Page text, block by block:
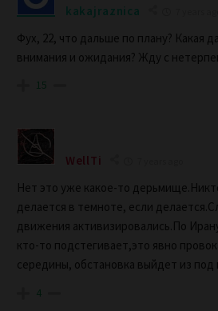
kakajraznica
Фух, 22, что дальше по плану? Какая
внимания и ожидания? Жду с
15
WellTi
Нет это уже какое-то
делается в темноте, если
движения активизировались.По
кто-то подстегивает,это явно
середины, обстановка выйдет из под
4